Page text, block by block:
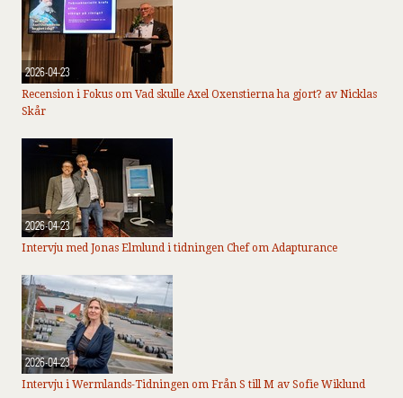
2026-04-23
Recension i Fokus om Vad skulle Axel Oxenstierna ha gjort? av Nicklas
Skår
2026-04-23
Intervju med Jonas Elmlund i tidningen Chef om Adapturance
2026-04-23
Intervju i Wermlands-Tidningen om Från S till M av Sofie Wiklund